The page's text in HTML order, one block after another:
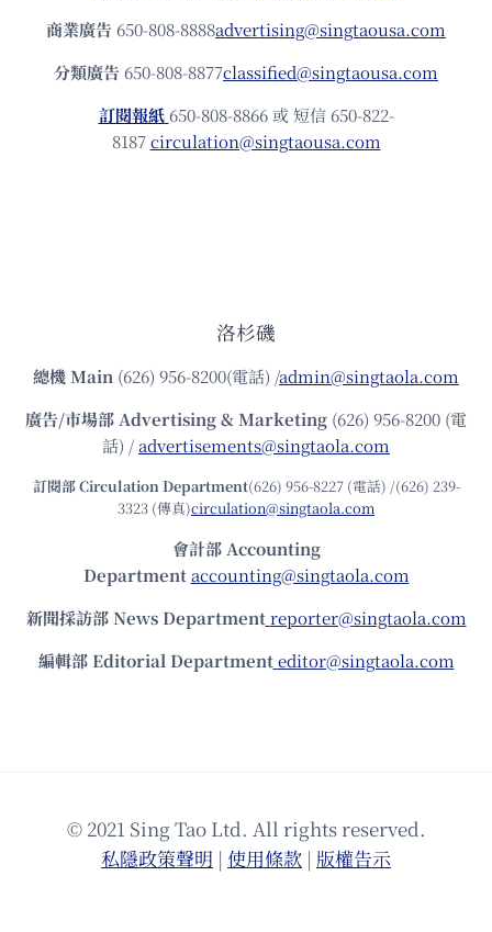
商業廣告 650-808-8888advertising@singtaousa.com
分類廣告 650-808-8877classified@singtaousa.com
訂閱報紙 650-808-8866 或 短信 650-822-
8187circulation@singtaousa.com
洛杉磯
總機Main (626) 956-8200(電話) /admin@singtaola.com
廣告/市場部Advertising & Marketing (626) 956-8200 (電
話) /advertisements@singtaola.com
訂閱部 Circulation Department(626) 956-8227 (電話) /(626) 239-
3323 (傳真)circulation@singtaola.com
會計部 Accounting
Department accounting@singtaola.com
新聞採訪部 News Department reporter@singtaola.com
編輯部 Editorial Department editor@singtaola.com
© 2021 Sing Tao Ltd. All rights reserved.
私隱政策聲明 | 使⽤條款 | 版權告⽰